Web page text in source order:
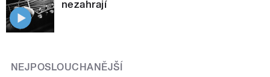
nezahrají
NEJPOSLOUCHANĚJŠÍ